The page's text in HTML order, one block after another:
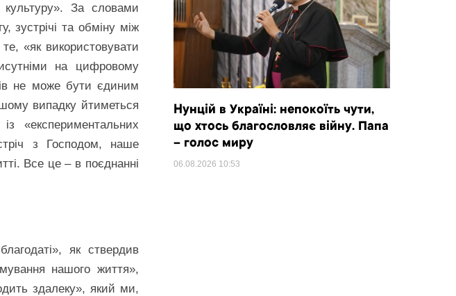
культуру». За словами
зустрічі та обміну між
«як використовувати
на цифровому
не може бути єдиним
випадку йтиметься
«експериментальних
з Господом, наше
Все це – в поєднанні
як ствердив
нашого життя»,
здалеку», який ми,
Нунцій в Україні: непокоїть чути,
що хтось благословляє війну. Папа
– голос миру
06.08.2026 10:53